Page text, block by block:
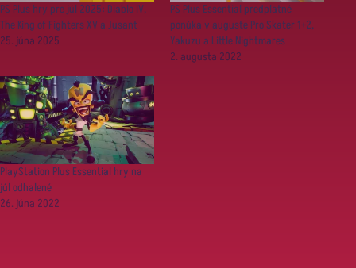
PS Plus hry pre júl 2025: Diablo IV,
The King of Fighters XV a Jusant
25. júna 2025
PS Plus Essential predplatné
ponúka v auguste Pro Skater 1+2,
Yakuzu a Little Nightmares
2. augusta 2022
PlayStation Plus Essential hry na
júl odhalené
26. júna 2022